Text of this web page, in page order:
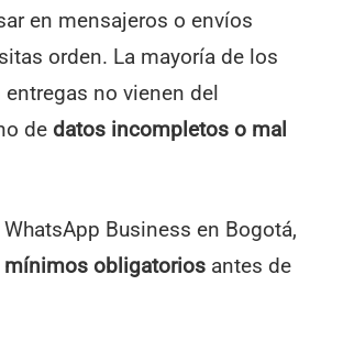
en mensajeros o envíos
orden. La mayoría de los
no vienen del
de datos incompletos o mal
Business en Bogotá,
mínimos obligatorios antes de